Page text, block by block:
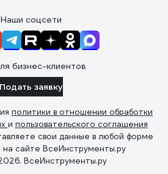
Наши соцсети
бизнес-клиентов
Подать заявку
политики в отношении обработки
и пользовательского соглашения
свои данные в любой форме
на сайте ВсеИнструменты.ру
ВсеИнструменты.ру